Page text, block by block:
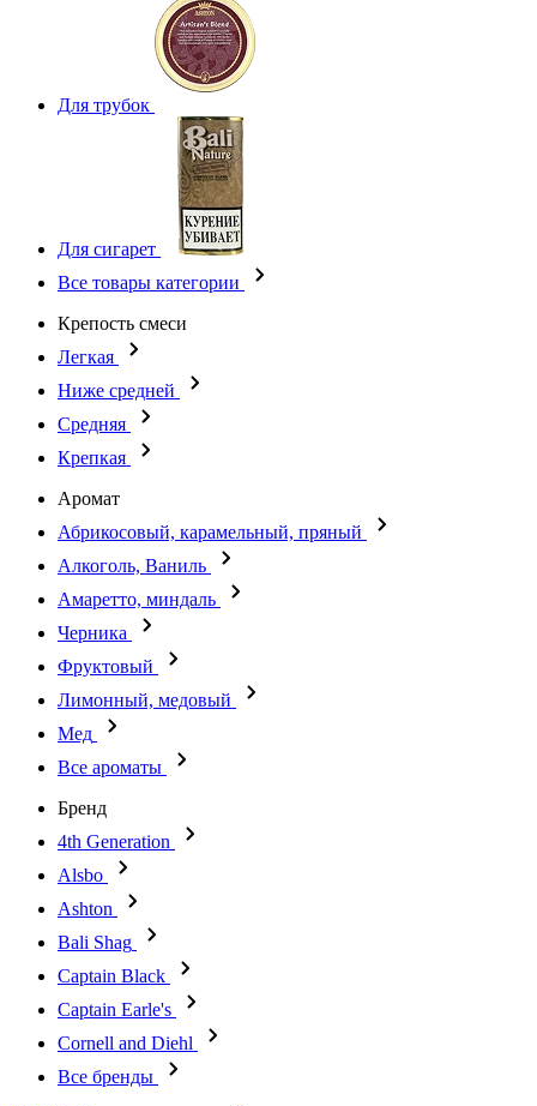
Для трубок
Для сигарет
Все товары категории
Крепость смеси
Легкая
Ниже средней
Средняя
Крепкая
Аромат
Абрикосовый, карамельный, пряный
Алкоголь, Ваниль
Амаретто, миндаль
Черника
Фруктовый
Лимонный, медовый
Мед
Все ароматы
Бренд
4th Generation
Alsbo
Ashton
Bali Shag
Captain Black
Captain Earle's
Cornell and Diehl
Все бренды